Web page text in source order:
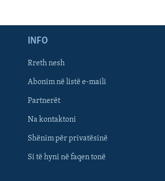
FOLLOW US
INFO
Rreth nesh
Abonim në listë e-maili
Partnerët
Na kontaktoni
Shënim për privatësinë
Si të hyni në faqen tonë